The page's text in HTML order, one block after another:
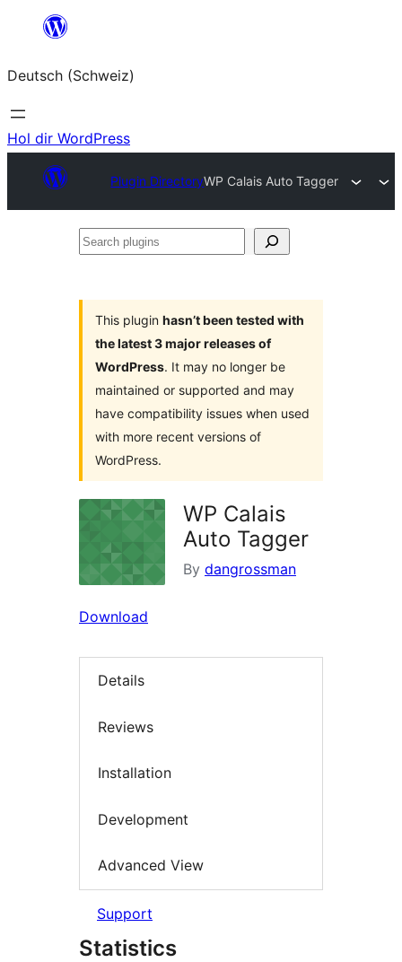
springen
Deutsch (Schweiz)
Hol dir WordPress
Plugin DirectoryWP Calais Auto Tagger
Search
This plugin hasn’t been tested with
the latest 3 major releases of
WordPress. It may no longer be
maintained or supported and may
have compatibility issues when used
with more recent versions of
WordPress.
WP Calais
Auto Tagger
By dangrossman
Download
Details
Reviews
Installation
Development
Advanced View
Support
Statistics